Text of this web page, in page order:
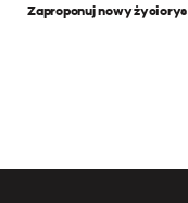
Zaproponuj nowy życiorys